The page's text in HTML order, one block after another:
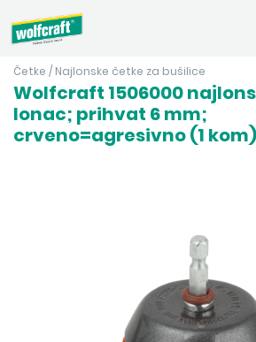
Četke / Najlonske četke za bušilice
Wolfcraft 1506000
lonac; prihvat 6 mm;
crveno=agresivno (1 kom)